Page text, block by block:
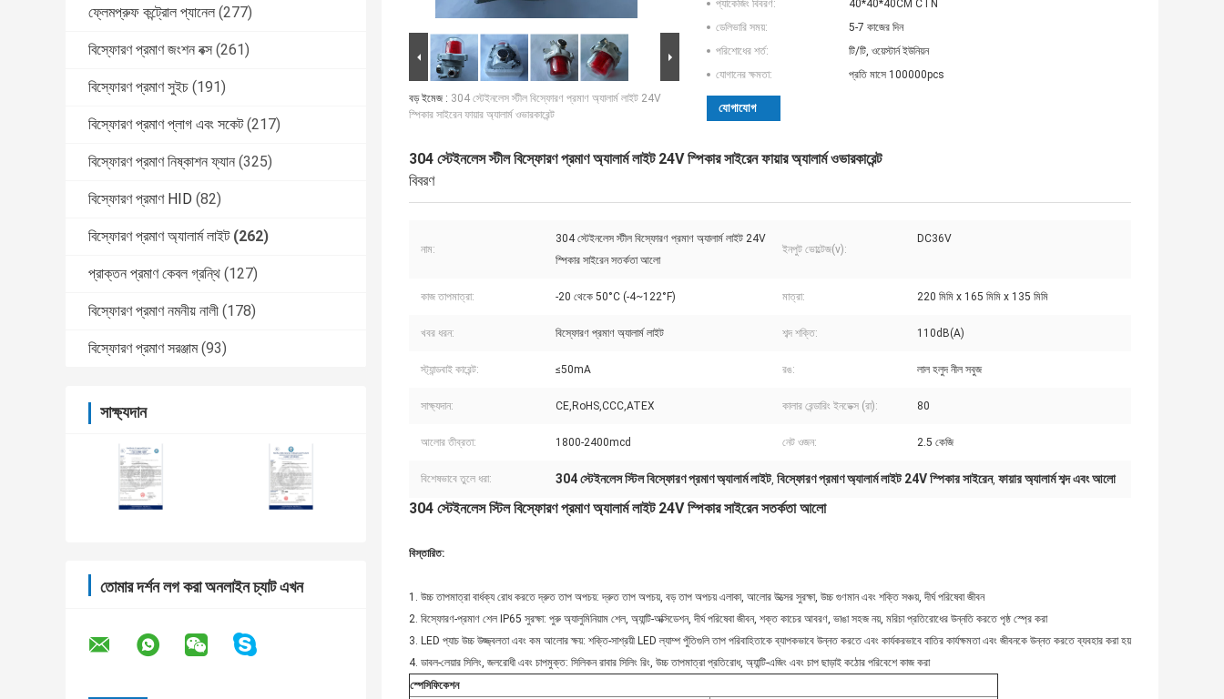
ফ্লেমপ্রুফ কন্ট্রোল প্যানেল (277)
বিস্ফোরণ প্রমাণ জংশন বক্স (261)
বিস্ফোরণ প্রমাণ সুইচ (191)
বিস্ফোরণ প্রমাণ প্লাগ এবং সকেট (217)
বিস্ফোরণ প্রমাণ নিষ্কাশন ফ্যান (325)
বিস্ফোরণ প্রমাণ HID (82)
বিস্ফোরণ প্রমাণ অ্যালার্ম লাইট (262)
প্রাক্তন প্রমাণ কেবল গ্রন্থি (127)
বিস্ফোরণ প্রমাণ নমনীয় নালী (178)
বিস্ফোরণ প্রমাণ সরঞ্জাম (93)
সাক্ষ্যদান
তোমার দর্শন লগ করা অনলাইন চ্যাট এখন
বড় ইমেজ : 304 স্টেইনলেস স্টীল বিস্ফোরণ প্রমাণ অ্যালার্ম লাইট 24V
স্পিকার সাইরেন ফায়ার অ্যালার্ম ওভারকারেন্ট
প্যাকেজিং বিবরণ:
40*40*40CM CTN
ডেলিভারি সময়:
5-7 কাজের দিন
পরিশোধের শর্ত:
টি/টি, ওয়েস্টার্ন ইউনিয়ন
যোগানের ক্ষমতা:
প্রতি মাসে 100000pcs
যোগাযোগ
304 স্টেইনলেস স্টীল বিস্ফোরণ প্রমাণ অ্যালার্ম লাইট 24V স্পিকার সাইরেন ফায়ার অ্যালার্ম ওভারকারেন্ট
বিবরণ
নাম:
304 স্টেইনলেস স্টীল বিস্ফোরণ প্রমাণ অ্যালার্ম লাইট 24V
স্পিকার সাইরেন সতর্কতা আলো
ইনপুট ভোল্টেজ(v):
DC36V
কাজ তাপমাত্রা: -20 থেকে 50°C (-4~122°F) মাত্রা: 220 মিমি x 165 মিমি x 135 মিমি
খবর ধরন: বিস্ফোরণ প্রমাণ অ্যালার্ম লাইট শব্দ শক্তি: 110dB(A)
স্ট্যান্ডবাই কারেন্ট: ≤50mA রঙ: লাল হলুদ নীল সবুজ
সাক্ষ্যদান: CE,RoHS,CCC,ATEX কালার রেন্ডারিং ইনডেক্স (রা): 80
আলোর তীব্রতা: 1800-2400mcd নেট ওজন: 2.5 কেজি
বিশেষভাবে তুলে ধরা: 304 স্টেইনলেস স্টিল বিস্ফোরণ প্রমাণ অ্যালার্ম লাইট, বিস্ফোরণ প্রমাণ অ্যালার্ম লাইট 24V স্পিকার সাইরেন, ফায়ার অ্যালার্ম শব্দ এবং আলো
304 স্টেইনলেস স্টিল বিস্ফোরণ প্রমাণ অ্যালার্ম লাইট 24V স্পিকার সাইরেন সতর্কতা আলো
বিস্তারিত:
1. উচ্চ তাপমাত্রা বার্ধক্য রোধ করতে দ্রুত তাপ অপচয়: দ্রুত তাপ অপচয়, বড় তাপ অপচয় এলাকা, আলোর উত্সের সুরক্ষা, উচ্চ গুণমান এবং শক্তি সঞ্চয়, দীর্ঘ পরিষেবা জীবন
2. বিস্ফোরণ-প্রমাণ শেল IP65 সুরক্ষা: পুরু অ্যালুমিনিয়াম শেল, অ্যান্টি-অক্সিডেশন, দীর্ঘ পরিষেবা জীবন, শক্ত কাচের আবরণ, ভাঙা সহজ নয়, মরিচা প্রতিরোধের উন্নতি করতে পৃষ্ঠ স্প্রে করা
3. LED প্যাচ উচ্চ উজ্জ্বলতা এবং কম আলোর ক্ষয়: শক্তি-সাশ্রয়ী LED ল্যাম্প পুঁতিগুলি তাপ পরিবাহিতাকে ব্যাপকভাবে উন্নত করতে এবং কার্যকরভাবে বাতির কার্যক্ষমতা এবং জীবনকে উন্নত করতে ব্যবহার করা হয়
4. ডাবল-লেয়ার সিলিং, জলরোধী এবং চাপমুক্ত: সিলিকন রাবার সিলিং রিং, উচ্চ তাপমাত্রা প্রতিরোধ, অ্যান্টি-এজিং এবং চাপ ছাড়াই কঠোর পরিবেশে কাজ করা
স্পেসিফিকেশন